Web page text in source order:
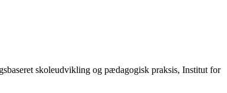
skoleudvikling og pædagogisk praksis, Institut for